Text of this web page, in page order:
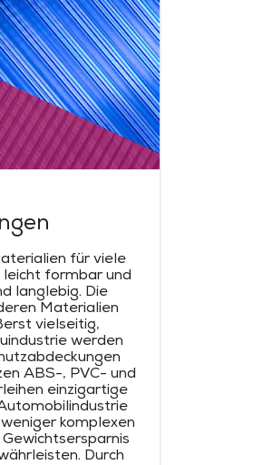
für viele
leicht formbar und
langlebig. Die
Materialien
vielseitig,
werden
ABS-, PVC- und
einzigartige
komplexen
Durch